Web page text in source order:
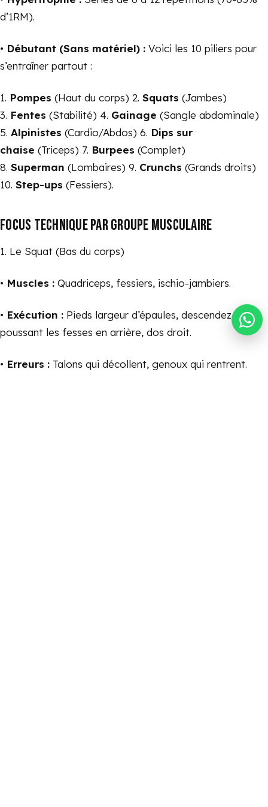
d’1RM).
• Débutant (Sans matériel) : Voici les 10 piliers pour
s’entraîner partout :
1. Pompes (Haut du corps) 2. Squats (Jambes)
3. Fentes (Stabilité) 4. Gainage (Sangle abdominale)
5. Alpinistes (Cardio/Abdos) 6. Dips sur
chaise (Triceps) 7. Burpees (Complet)
8. Superman (Lombaires) 9. Crunchs (Grands droits)
10. Step-ups (Fessiers).
FOCUS TECHNIQUE PAR GROUPE MUSCULAIRE
1. Le Squat (Bas du corps)
• Muscles : Quadriceps, fessiers, ischio-jambiers.
• Exécution : Pieds largeur d’épaules, descendez en
poussant les fesses en arrière, dos droit.
• Erreurs : Talons qui décollent, genoux qui rentrent.